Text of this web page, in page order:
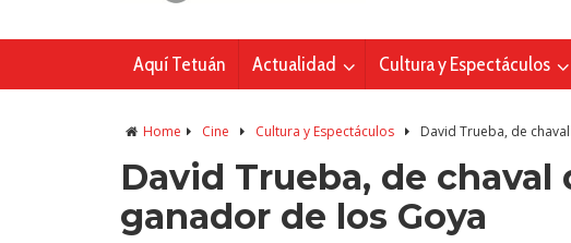
Aquí Tetuán Actualidad Cultura y Espectáculos
Home Cine Cultura y Espectáculos David Trueba, de
David Trueba, de chaval
ganador de los Goya